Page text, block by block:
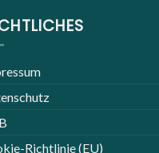
Richtlinie (EU)